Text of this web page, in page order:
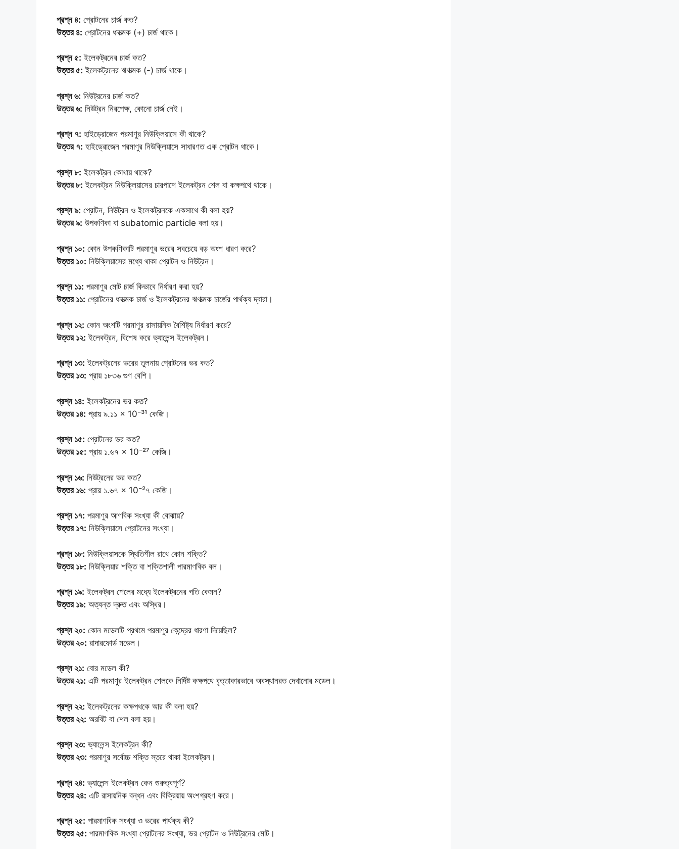
প্রশ্ন ৪: প্রোটনের চার্জ কত?
উত্তর ৪: প্রোটনের ধনাত্মক (+) চার্জ থাকে।
প্রশ্ন ৫: ইলেকট্রনের চার্জ কত?
উত্তর ৫: ইলেকট্রনের ঋণাত্মক (-) চার্জ থাকে।
প্রশ্ন ৬: নিউট্রনের চার্জ কত?
উত্তর ৬: নিউট্রন নিরপেক্ষ, কোনো চার্জ নেই।
প্রশ্ন ৭: হাইড্রোজেন পরমাণুর নিউক্লিয়াসে কী থাকে?
উত্তর ৭: হাইড্রোজেন পরমাণুর নিউক্লিয়াসে সাধারণত এক প্রোটন থাকে।
প্রশ্ন ৮: ইলেকট্রন কোথায় থাকে?
উত্তর ৮: ইলেকট্রন নিউক্লিয়াসের চারপাশে ইলেকট্রন শেল বা কক্ষপথে থাকে।
প্রশ্ন ৯: প্রোটন, নিউট্রন ও ইলেকট্রনকে একসাথে কী বলা হয়?
উত্তর ৯: উপকণিকা বা subatomic particle বলা হয়।
প্রশ্ন ১০: কোন উপকণিকাটি পরমাণুর ভরের সবচেয়ে বড় অংশ ধারণ করে?
উত্তর ১০: নিউক্লিয়াসের মধ্যে থাকা প্রোটন ও নিউট্রন।
প্রশ্ন ১১: পরমাণুর মোট চার্জ কিভাবে নির্ধারণ করা হয়?
উত্তর ১১: প্রোটনের ধনাত্মক চার্জ ও ইলেকট্রনের ঋণাত্মক চার্জের পার্থক্য দ্বারা।
প্রশ্ন ১২: কোন অংশটি পরমাণুর রাসায়নিক বৈশিষ্ট্য নির্ধারণ করে?
উত্তর ১২: ইলেকট্রন, বিশেষ করে ভ্যালেন্স ইলেকট্রন।
প্রশ্ন ১৩: ইলেকট্রনের ভরের তুলনায় প্রোটনের ভর কত?
উত্তর ১৩: প্রায় ১৮৩৬ গুণ বেশি।
প্রশ্ন ১৪: ইলেকট্রনের ভর কত?
উত্তর ১৪: প্রায় ৯.১১ × 10⁻³¹ কেজি।
প্রশ্ন ১৫: প্রোটনের ভর কত?
উত্তর ১৫: প্রায় ১.৬৭ × 10⁻²⁷ কেজি।
প্রশ্ন ১৬: নিউট্রনের ভর কত?
উত্তর ১৬: প্রায় ১.৬৭ × 10⁻²৭ কেজি।
প্রশ্ন ১৭: পরমাণুর আণবিক সংখ্যা কী বোঝায়?
উত্তর ১৭: নিউক্লিয়াসে প্রোটনের সংখ্যা।
প্রশ্ন ১৮: নিউক্লিয়াসকে স্থিতিশীল রাখে কোন শক্তি?
উত্তর ১৮: নিউক্লিয়ার শক্তি বা শক্তিশালী পারমাণবিক বল।
প্রশ্ন ১৯: ইলেকট্রন শেলের মধ্যে ইলেকট্রনের গতি কেমন?
উত্তর ১৯: অত্যন্ত দ্রুত এবং অস্থির।
প্রশ্ন ২০: কোন মডেলটি প্রথমে পরমাণুর কেন্দ্রের ধারণা দিয়েছিল?
উত্তর ২০: রাদারফোর্ড মডেল।
প্রশ্ন ২১: বোর মডেল কী?
উত্তর ২১: এটি পরমাণুর ইলেকট্রন শেলকে নির্দিষ্ট কক্ষপথে বৃত্তাকারভাবে অবস্থানরত দেখানোর মডেল।
প্রশ্ন ২২: ইলেকট্রনের কক্ষপথকে আর কী বলা হয়?
উত্তর ২২: অরবিট বা শেল বলা হয়।
প্রশ্ন ২৩: ভ্যালেন্স ইলেকট্রন কী?
উত্তর ২৩: পরমাণুর সর্বোচ্চ শক্তি স্তরে থাকা ইলেকট্রন।
প্রশ্ন ২৪: ভ্যালেন্স ইলেকট্রন কেন গুরুত্বপূর্ণ?
উত্তর ২৪: এটি রাসায়নিক বন্ধন এবং বিক্রিয়ায় অংশগ্রহণ করে।
প্রশ্ন ২৫: পারমাণবিক সংখ্যা ও ভরের পার্থক্য কী?
উত্তর ২৫: পারমাণবিক সংখ্যা প্রোটনের সংখ্যা, ভর প্রোটন ও নিউট্রনের মোট।